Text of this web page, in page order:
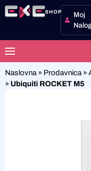
SHOP
Moj
Naslovna » Prodavnica »
» Ubiquiti ROCKET M5